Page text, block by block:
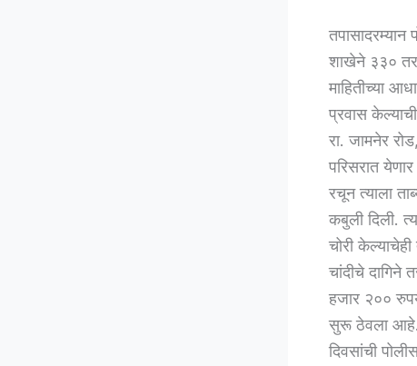
शाखेने ३३० तर
माहितीच्या
प्रवास
रा. जामनेर
परिसरात
रचून त्याला
कबुली दिली.
चोरी
चांदीचे दागिने
हजार २००
सुरू ठेवला आहे.
दिवसांची